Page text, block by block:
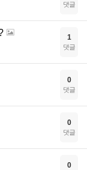
댓글
1
댓글
0
댓글
0
댓글
0